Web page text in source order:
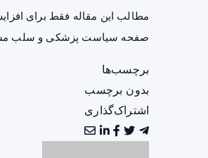
مطالب این مقاله فقط برای
صفحه سیاست پزشکی و سلب
برچسب‌ها
بدون برچسب
اشتراک‌گذاری